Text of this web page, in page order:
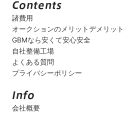
諸費用
オークションのメリットデメリット
GBMなら安くて安心安全
自社整備工場
よくある質問
プライバシーポリシー
会社概要